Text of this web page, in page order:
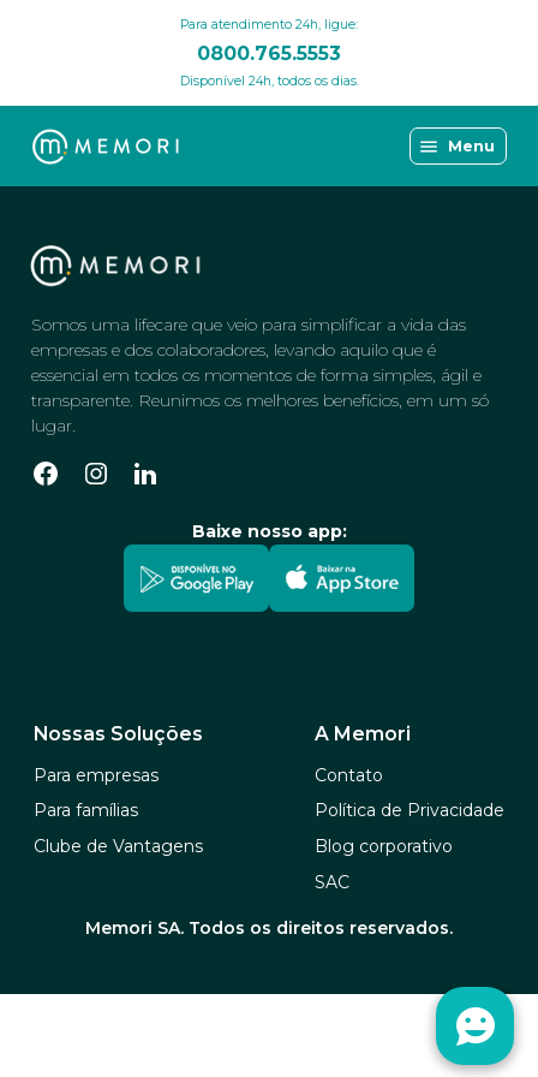
Para atendimento 24h, ligue:
0800.765.5553
Disponível 24h, todos os dias.
Menu
Somos uma lifecare que veio para simplificar a vida das
empresas e dos colaboradores, levando aquilo que é
essencial em todos os momentos de forma simples, ágil e
transparente. Reunimos os melhores benefícios, em um só
lugar.
Baixe nosso app:
Nossas Soluções
Para empresas
Para famílias
Clube de Vantagens
A Memori
Contato
Política de Privacidade
Blog corporativo
SAC
Memori SA. Todos os direitos reservados.